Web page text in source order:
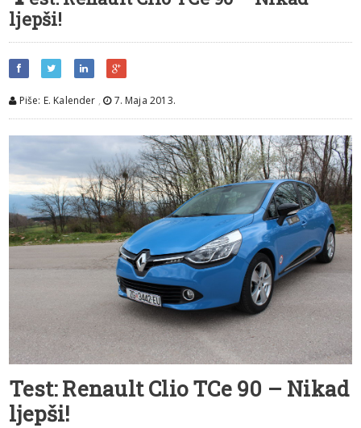
ljepši!
Piše: E. Kalender , 7. Maja 2013.
Test: Renault Clio TCe 90 – Nikad
ljepši!